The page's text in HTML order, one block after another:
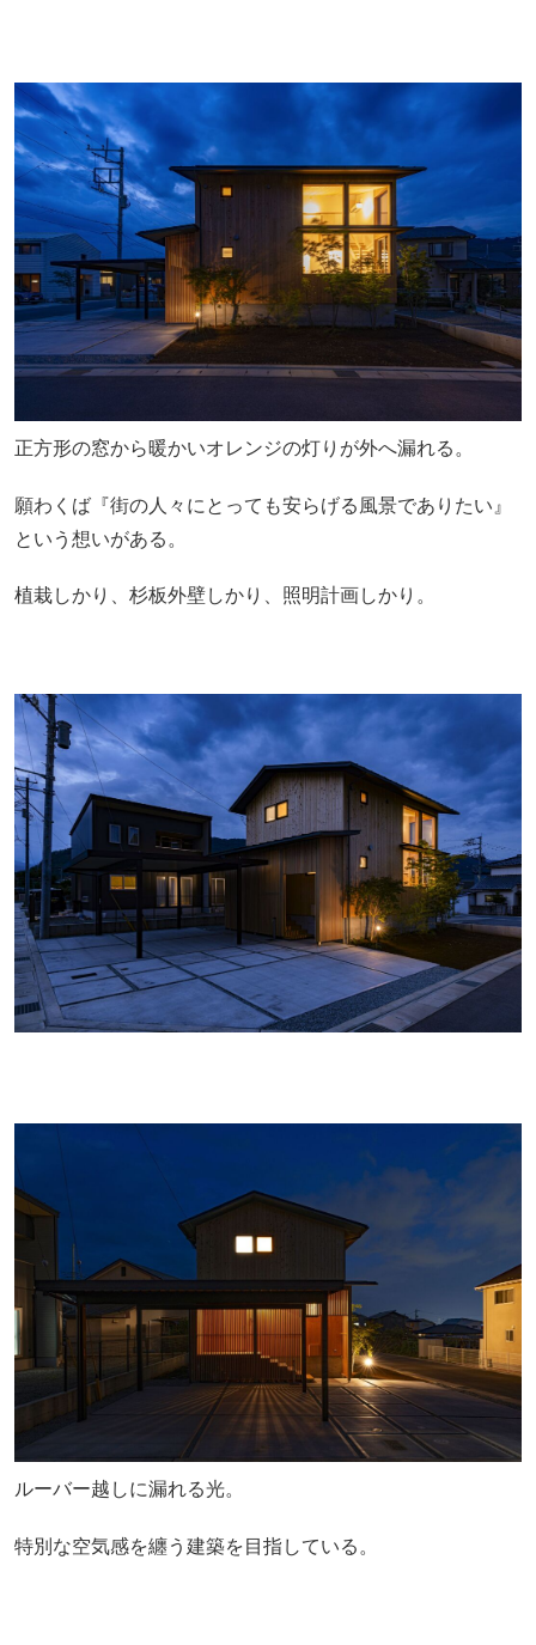
正方形の窓から暖かいオレンジの灯りが外へ漏れる。
願わくば『街の人々にとっても安らげる風景でありたい』
という想いがある。
植栽しかり、杉板外壁しかり、照明計画しかり。
ルーバー越しに漏れる光。
特別な空気感を纏う建築を目指している。